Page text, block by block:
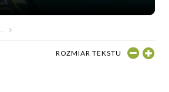
ROZMIAR TEKSTU